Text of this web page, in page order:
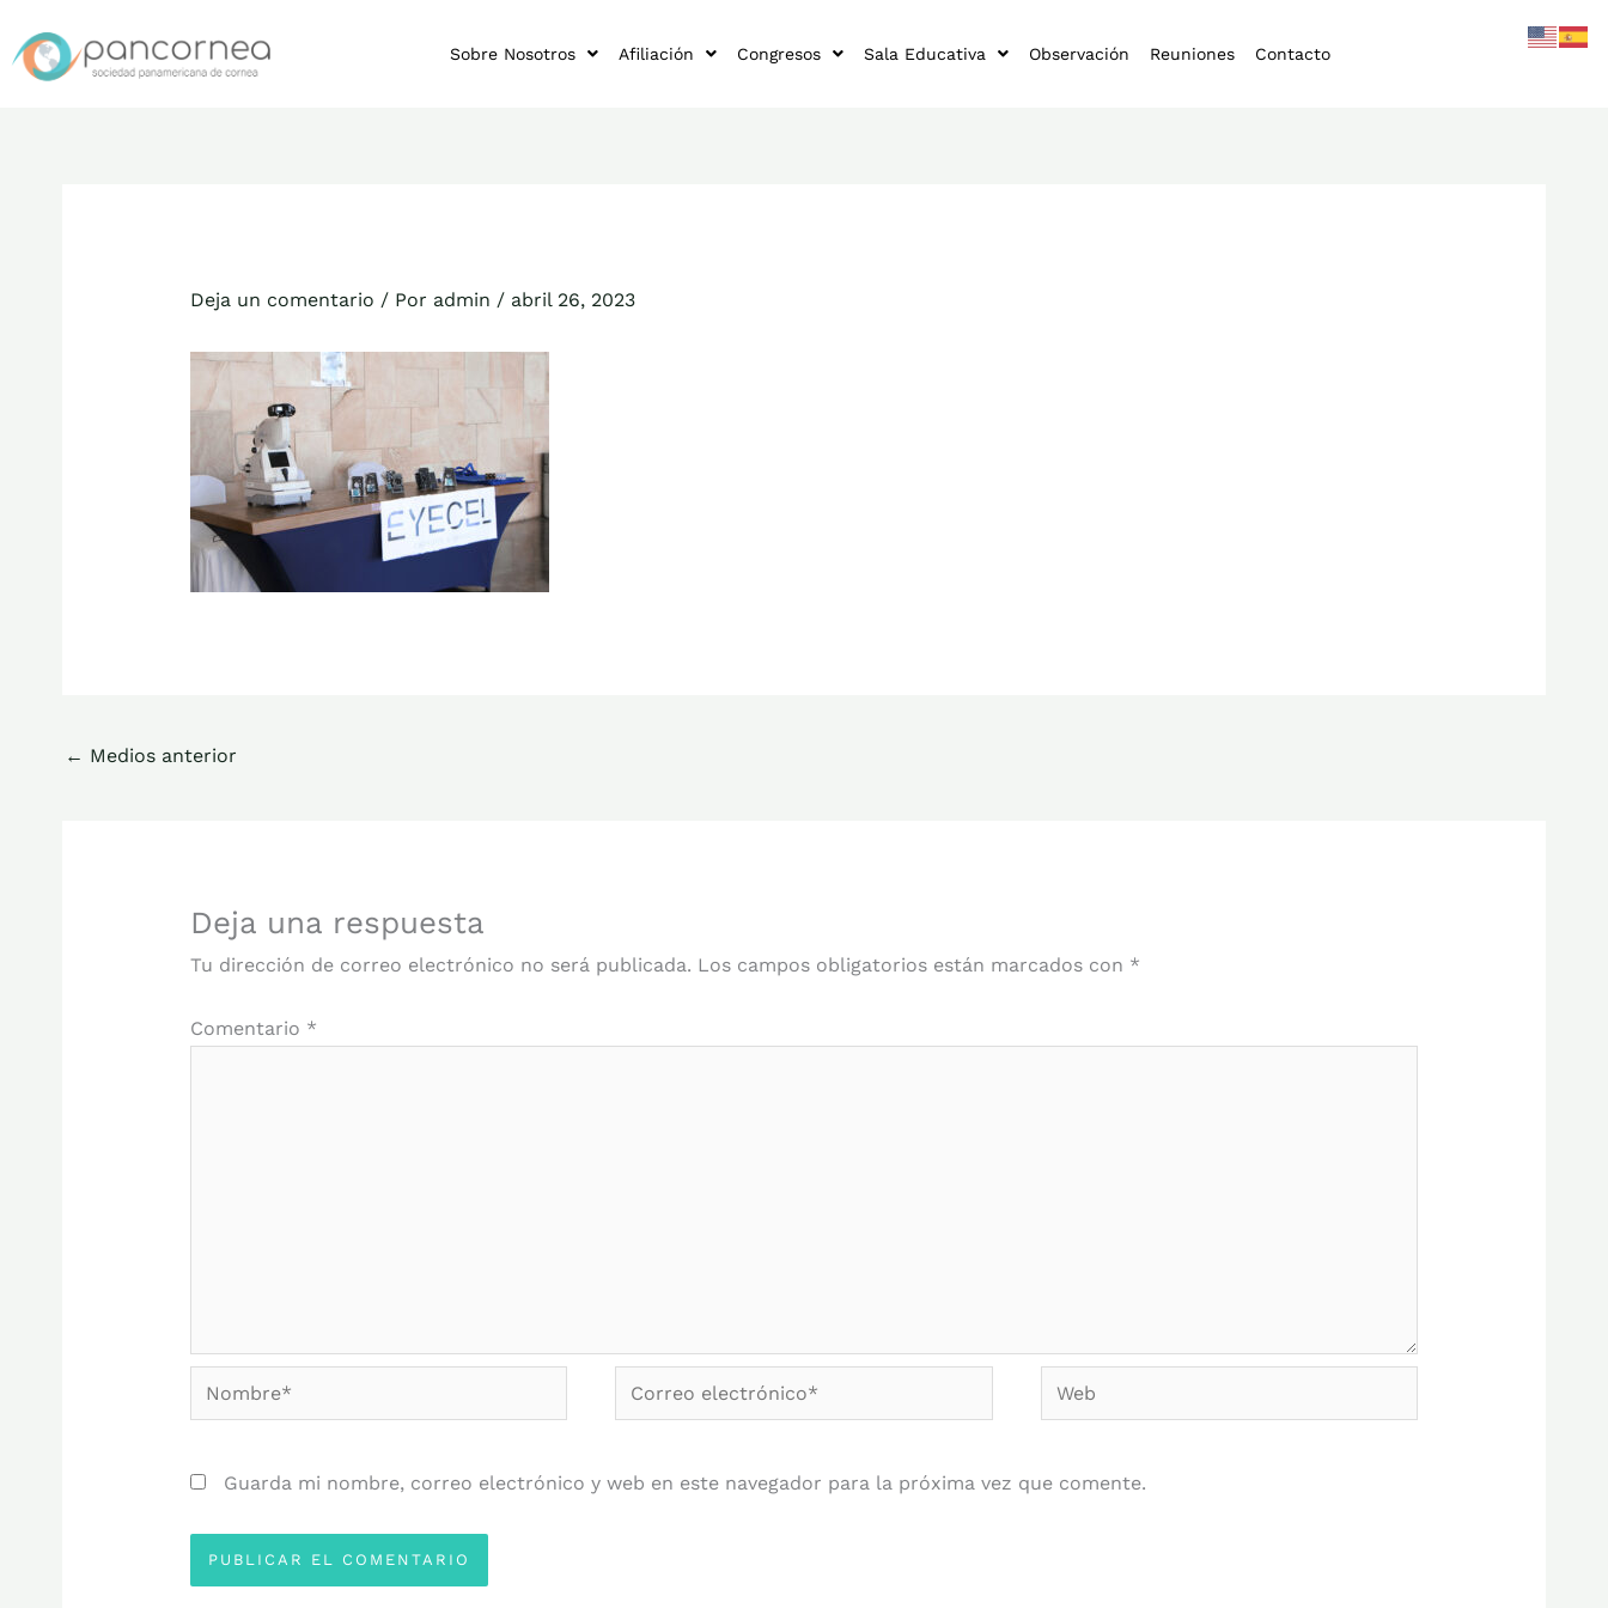
contenido
Sobre Nosotros Afiliación Congresos Sala Educativa Observación Reuniones Contacto
Deja un comentario / Por admin / abril 26, 2023
← Medios anterior
Deja una respuesta
Tu dirección de correo electrónico no será publicada. Los campos obligatorios están marcados con *
Comentario *
Nombre*
Correo
electrónico*
Web
Guarda mi nombre, correo electrónico y web en este navegador para la próxima vez que comente.